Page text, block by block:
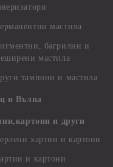
мастила
багрилни и
мастила
тампони и мастила
и Вълна
и други
хартии и картони
и картони